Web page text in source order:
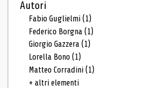
Autori
Fabio Guglielmi(1)
Federico Borgna(1)
Giorgio Gazzera(1)
Lorella Bono(1)
Matteo Corradini(1)
+ altri elementi